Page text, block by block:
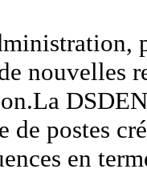
nouvelles
DSDEN
de postes
en